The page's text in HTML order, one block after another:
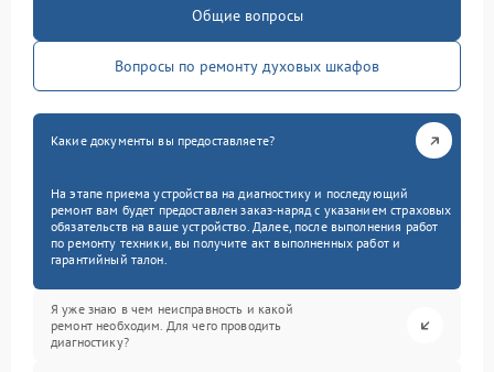
Общие вопросы
Вопросы по ремонту духовых шкафов
Какие документы вы предоставляете?
На этапе приема устройства на диагностику и последующий
ремонт вам будет предоставлен заказ-наряд с указанием страховых
обязательств на ваше устройство. Далее, после выполнения работ
по ремонту техники, вы получите акт выполненных работ и
гарантийный талон.
Я уже знаю в чем неисправность и какой
ремонт необходим. Для чего проводить
диагностику?